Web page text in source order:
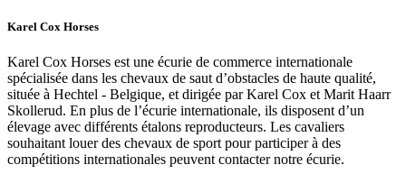
Karel Cox Horses
Karel Cox Horses est une écurie de commerce internationale
spécialisée dans les chevaux de saut d’obstacles de haute qualité,
située à Hechtel - Belgique, et dirigée par Karel Cox et Marit Haarr
Skollerud. En plus de l’écurie internationale, ils disposent d’un
élevage avec différents étalons reproducteurs. Les cavaliers
souhaitant louer des chevaux de sport pour participer à des
compétitions internationales peuvent contacter notre écurie.